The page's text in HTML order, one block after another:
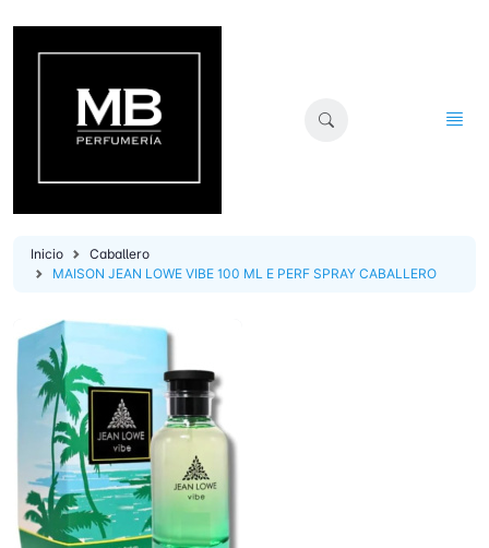
Inicio
Caballero
MAISON JEAN LOWE VIBE 100 ML E PERF SPRAY CABALLERO